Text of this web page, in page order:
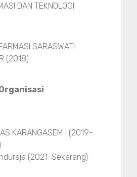
DAN TEKNOLOGI
SARASWATI
(2018)
KARANGASEM I (2019-
(2021-Sekarang)